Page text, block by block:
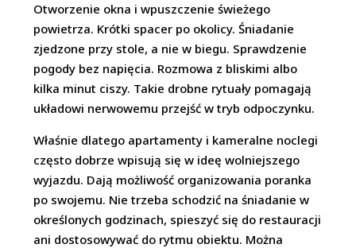
Otworzenie okna i wpuszczenie świeżego
powietrza. Krótki spacer po okolicy. Śniadanie
zjedzone przy stole, a nie w biegu. Sprawdzenie
pogody bez napięcia. Rozmowa z bliskimi albo
kilka minut ciszy. Takie drobne rytuały pomagają
układowi nerwowemu przejść w tryb odpoczynku.
Właśnie dlatego apartamenty i kameralne noclegi
często dobrze wpisują się w ideę wolniejszego
wyjazdu. Dają możliwość organizowania poranka
po swojemu. Nie trzeba schodzić na śniadanie w
określonych godzinach, spieszyć się do restauracji
ani dostosowywać do rytmu obiektu. Można